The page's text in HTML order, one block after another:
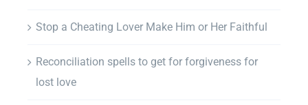
Stop a Cheating Lover Make Him or Her Faithful
Reconciliation spells to get for forgiveness for
lost love